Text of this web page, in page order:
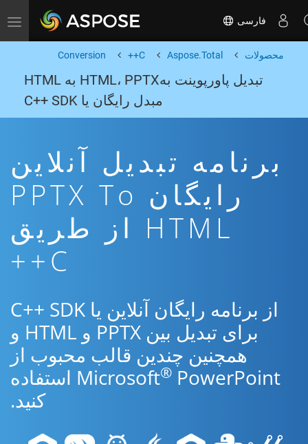
Toggle navigation فارسی
محصولات Aspose.Total
C++
Conversion
تبدیل پاورپوینت بهHTML، PPTX به HTML
مبدل رایگان یا C++ SDK
برنامه تبدیل آنلاین
رایگان PPTX To
HTML از طریق
C++
از برنامه رایگان آنلاین یا C++ SDK
برای تبدیل بین PPTX و HTML و
همچنین چندین قالب محبوب از
Microsoft®
PowerPoint استفاده
کنید.